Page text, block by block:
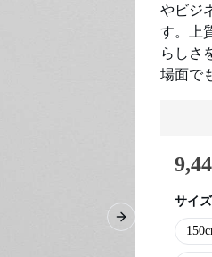
Next slide
やビジ
す。上
らしさ
場面で
サイズ